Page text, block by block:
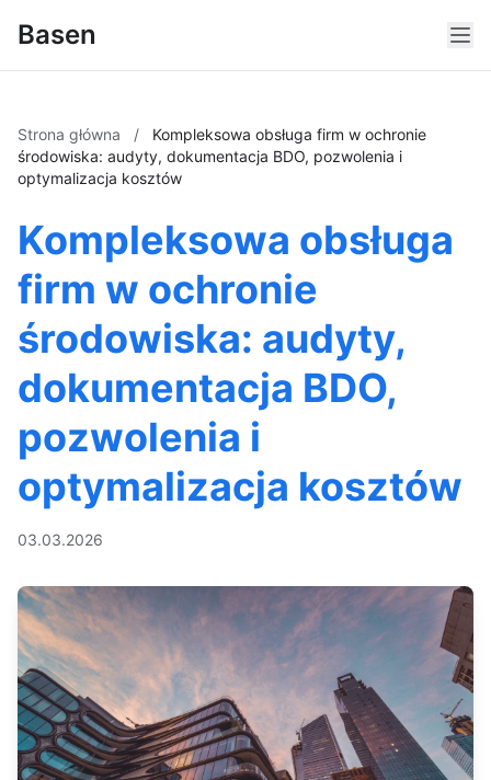
Basen
Strona główna /
Kompleksowa obsługa firm w ochronie
środowiska: audyty, dokumentacja BDO, pozwolenia i
optymalizacja kosztów
Kompleksowa obsługa
firm w ochronie
środowiska: audyty,
dokumentacja BDO,
pozwolenia i
optymalizacja kosztów
03.03.2026